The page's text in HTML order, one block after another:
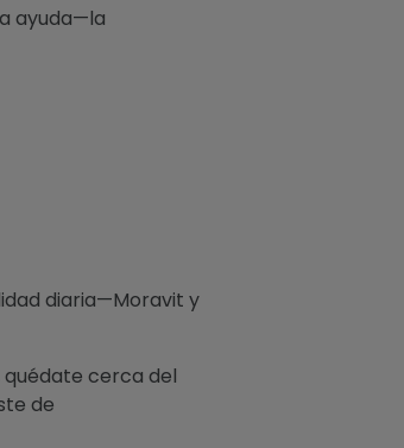
ayuda—la
diaria—Moravit y
quédate cerca del
de